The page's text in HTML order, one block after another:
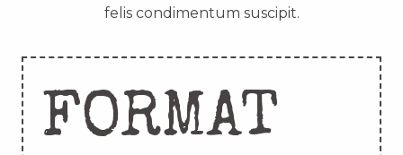
felis condimentum suscipit.
FORMAT